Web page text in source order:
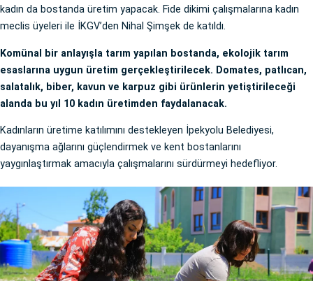
kadın da bostanda üretim yapacak. Fide dikimi çalışmalarına kadın
meclis üyeleri ile İKGV’den Nihal Şimşek de katıldı.
Komünal bir anlayışla tarım yapılan bostanda, ekolojik tarım
esaslarına uygun üretim gerçekleştirilecek. Domates, patlıcan,
salatalık, biber, kavun ve karpuz gibi ürünlerin yetiştirileceği
alanda bu yıl 10 kadın üretimden faydalanacak.
Kadınların üretime katılımını destekleyen İpekyolu Belediyesi,
dayanışma ağlarını güçlendirmek ve kent bostanlarını
yaygınlaştırmak amacıyla çalışmalarını sürdürmeyi hedefliyor.